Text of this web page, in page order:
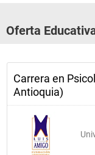
nombre
7  Seminario
8  Trabajo de grado i
Oferta
Carrera en
Antioquia)